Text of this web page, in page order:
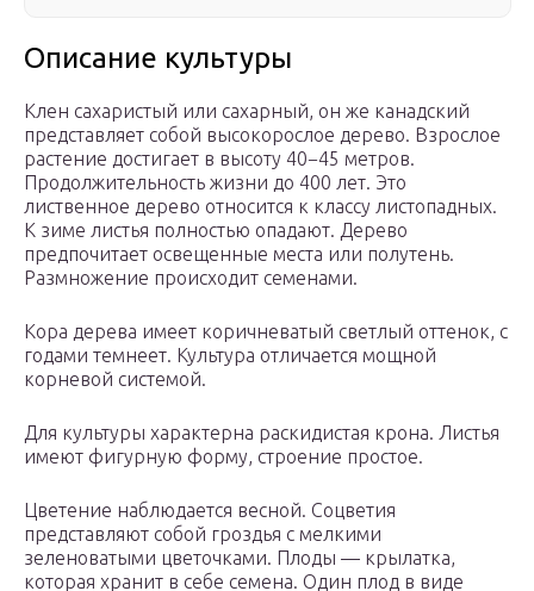
Описание культуры
Клен сахаристый или сахарный, он же канадский
представляет собой высокорослое дерево. Взрослое
растение достигает в высоту 40−45 метров.
Продолжительность жизни до 400 лет. Это
лиственное дерево относится к классу листопадных.
К зиме листья полностью опадают. Дерево
предпочитает освещенные места или полутень.
Размножение происходит семенами.
Кора дерева имеет коричневатый светлый оттенок, с
годами темнеет. Культура отличается мощной
корневой системой.
Для культуры характерна раскидистая крона. Листья
имеют фигурную форму, строение простое.
Цветение наблюдается весной. Соцветия
представляют собой гроздья с мелкими
зеленоватыми цветочками. Плоды — крылатка,
которая хранит в себе семена. Один плод в виде